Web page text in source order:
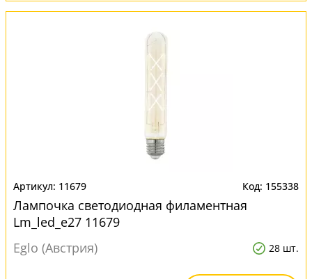
11679 155338
Лампочка светодиодная филаментная
Lm_led_e27 11679
Eglo (Австрия)
28 шт.